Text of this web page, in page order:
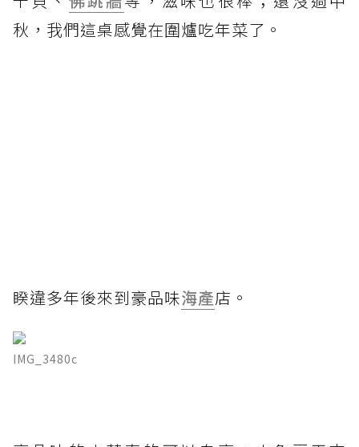
秋，我們這桌感覺在圍爐吃年菜了。
睽違多年後來到豪品味海產店。
IMG_3480c